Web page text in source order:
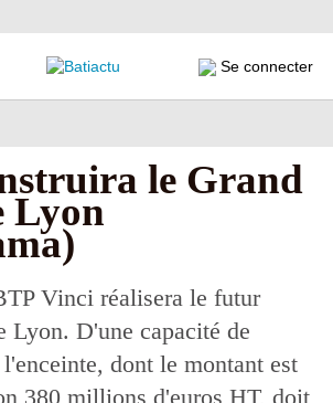
Se connecter
le Grand
Lyon
Vinci réalisera le futur
Lyon. D'une capacité de
dont le montant est
380 millions d'euros HT, doit